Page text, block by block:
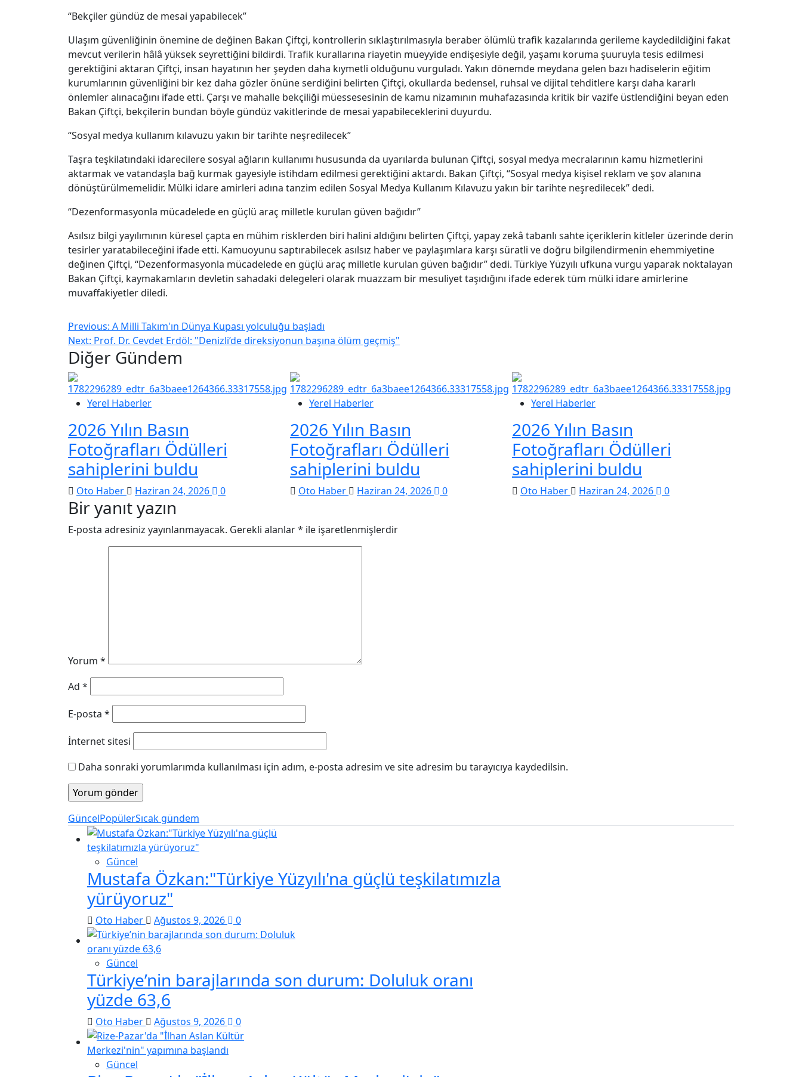
“Bekçiler gündüz de mesai yapabilecek”
Ulaşım güvenliğinin önemine de değinen Bakan Çiftçi, kontrollerin sıklaştırılmasıyla beraber ölümlü trafik kazalarında gerileme kaydedildiğini fakat
mevcut verilerin hâlâ yüksek seyrettiğini bildirdi. Trafik kurallarına riayetin müeyyide endişesiyle değil, yaşamı koruma şuuruyla tesis edilmesi
gerektiğini aktaran Çiftçi, insan hayatının her şeyden daha kıymetli olduğunu vurguladı. Yakın dönemde meydana gelen bazı hadiselerin eğitim
kurumlarının güvenliğini bir kez daha gözler önüne serdiğini belirten Çiftçi, okullarda bedensel, ruhsal ve dijital tehditlere karşı daha kararlı
önlemler alınacağını ifade etti. Çarşı ve mahalle bekçiliği müessesesinin de kamu nizamının muhafazasında kritik bir vazife üstlendiğini beyan eden
Bakan Çiftçi, bekçilerin bundan böyle gündüz vakitlerinde de mesai yapabileceklerini duyurdu.
“Sosyal medya kullanım kılavuzu yakın bir tarihte neşredilecek”
Taşra teşkilatındaki idarecilere sosyal ağların kullanımı hususunda da uyarılarda bulunan Çiftçi, sosyal medya mecralarının kamu hizmetlerini
aktarmak ve vatandaşla bağ kurmak gayesiyle istihdam edilmesi gerektiğini aktardı. Bakan Çiftçi, “Sosyal medya kişisel reklam ve şov alanına
dönüştürülmemelidir. Mülki idare amirleri adına tanzim edilen Sosyal Medya Kullanım Kılavuzu yakın bir tarihte neşredilecek” dedi.
“Dezenformasyonla mücadelede en güçlü araç milletle kurulan güven bağıdır”
Asılsız bilgi yayılımının küresel çapta en mühim risklerden biri halini aldığını belirten Çiftçi, yapay zekâ tabanlı sahte içeriklerin kitleler üzerinde derin
tesirler yaratabileceğini ifade etti. Kamuoyunu saptırabilecek asılsız haber ve paylaşımlara karşı süratli ve doğru bilgilendirmenin ehemmiyetine
değinen Çiftçi, “Dezenformasyonla mücadelede en güçlü araç milletle kurulan güven bağıdır” dedi. Türkiye Yüzyılı ufkuna vurgu yaparak noktalayan
Bakan Çiftçi, kaymakamların devletin sahadaki delegeleri olarak muazzam bir mesuliyet taşıdığını ifade ederek tüm mülki idare amirlerine
muvaffakiyetler diledi.
Previous: A Milli Takım'ın Dünya Kupası yolculuğu başladı
Next: Prof. Dr. Cevdet Erdöl: "Denizli’de direksiyonun başına ölüm geçmiş"
Diğer Gündem
Yerel Haberler
2026 Yılın Basın
Fotoğrafları Ödülleri
sahiplerini buldu
Oto Haber Haziran 24, 2026 0
Yerel Haberler
2026 Yılın Basın
Fotoğrafları Ödülleri
sahiplerini buldu
Oto Haber Haziran 24, 2026 0
Yerel Haberler
2026 Yılın Basın
Fotoğrafları Ödülleri
sahiplerini buldu
Oto Haber Haziran 24, 2026 0
Bir yanıt yazın
E-posta adresiniz yayınlanmayacak. Gerekli alanlar* ile işaretlenmişlerdir
Yorum *
Ad *
E-posta *
İnternet sitesi
Daha sonraki yorumlarımda kullanılması için adım, e-posta adresim ve site adresim bu tarayıcıya kaydedilsin.
GüncelPopülerSıcak gündem
Güncel
Mustafa Özkan:"Türkiye Yüzyılı'na güçlü teşkilatımızla
yürüyoruz"
Oto Haber Ağustos 9, 2026 0
Güncel
Türkiye’nin barajlarında son durum: Doluluk oranı
yüzde 63,6
Oto Haber Ağustos 9, 2026 0
Güncel